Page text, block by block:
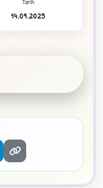
Tarih
14.09.2025